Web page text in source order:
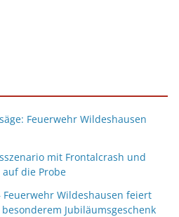
Feuerwehr Wildeshausen
mit Frontalcrash und
die Probe
Feuerwehr Wildeshausen feiert
Jubiläumsgeschenk